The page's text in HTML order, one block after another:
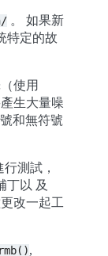
。 如果新
特定的故
使用
生大量噪
和無符號
測試，
丁以 及
改一起工
rmb(),